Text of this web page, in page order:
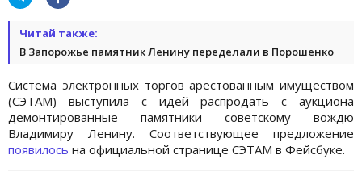
Читай также:
В Запорожье памятник Ленину переделали в Порошенко
Система электронных торгов арестованным имуществом
(СЭТАМ) выступила с идей распродать с аукциона
демонтированные памятники советскому вождю
Владимиру Ленину. Соответствующее предложение
появилось на официальной странице СЭТАМ в Фейсбуке.